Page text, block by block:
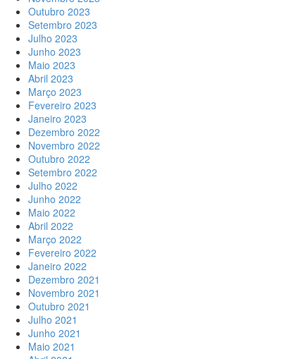
Outubro 2023
Setembro 2023
Julho 2023
Junho 2023
Maio 2023
Abril 2023
Março 2023
Fevereiro 2023
Janeiro 2023
Dezembro 2022
Novembro 2022
Outubro 2022
Setembro 2022
Julho 2022
Junho 2022
Maio 2022
Abril 2022
Março 2022
Fevereiro 2022
Janeiro 2022
Dezembro 2021
Novembro 2021
Outubro 2021
Julho 2021
Junho 2021
Maio 2021